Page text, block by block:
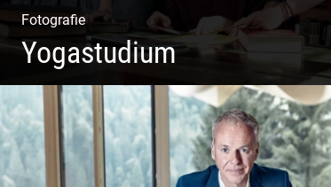
Fotografie
Yogastudium
Philosophie | Asana | Yogapraxis